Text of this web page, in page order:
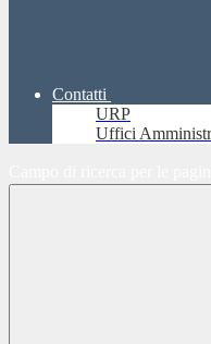
Contatti
URP
Uffici